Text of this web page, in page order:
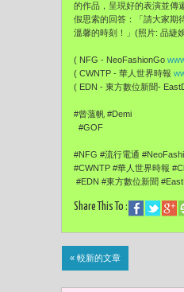
的作品，呈現好的表演並傳
假思索的回答：「請大家期
溫馨的時刻！」(照片: 品緁
( NFG - NeoFashionGo
( CWNTP - 華人世界時報
( EDN - 東方數位新聞-
#曾薀帆 #Demi
#GOF
#NFG #流行電通
#CWNTP #華人世界時報
#EDN #東方數位新聞
Share This To :
« 較新的文章